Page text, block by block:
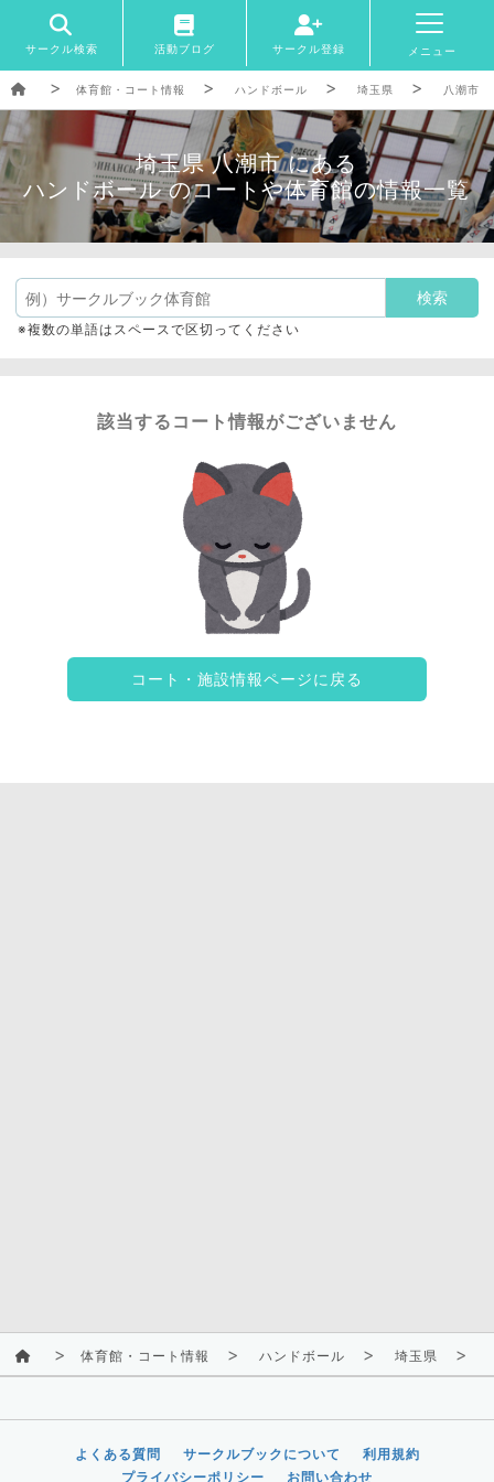
サークル検索 活動ブログ サークル登録 メニュー
体育館・コート情報 ハンドボール 埼玉県 八潮市
埼玉県 八潮市 にある
ハンドボール のコートや体育館の情報一覧
※複数の単語はスペースで区切ってください
該当するコート情報がございません
コート・施設情報ページに戻る
体育館・コート情報 ハンドボール 埼玉県
よくある質問 サークルブックについて
利用規約
プライバシーポリシー
お問い合わせ